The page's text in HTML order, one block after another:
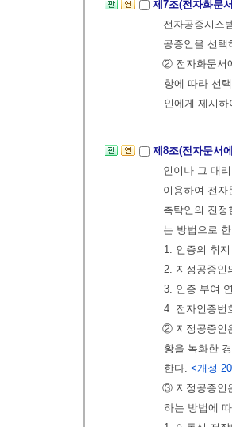
제7조(전자화문
전자공증시스
공증인을 선택
② 전자화문서
항에 따라 선
인에게 제시
제8조(전자문서
인이나 그 대
이용하여 전자
촉탁인의 진
는 방법으로
1. 인증의 취지
2. 지정공증인
3. 인증 부여
4. 전자인증번
② 지정공증인
황을 녹화한
한다. <개정
③ 지정공증인
하는 방법에